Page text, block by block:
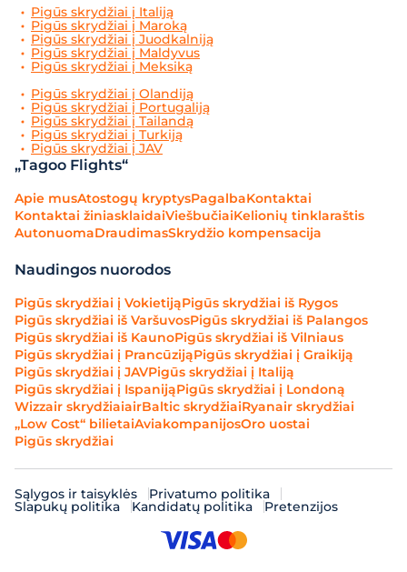
Pigūs skrydžiai į Italiją
Pigūs skrydžiai į Maroką
Pigūs skrydžiai į Juodkalniją
Pigūs skrydžiai į Maldyvus
Pigūs skrydžiai į Meksiką
Pigūs skrydžiai į Olandiją
Pigūs skrydžiai į Portugaliją
Pigūs skrydžiai į Tailandą
Pigūs skrydžiai į Turkiją
Pigūs skrydžiai į JAV
„Tagoo Flights“
Apie musAtostogų kryptysPagalbaKontaktai
Kontaktai žiniasklaidaiViešbučiaiKelionių tinklaraštis
AutonuomaDraudimasSkrydžio kompensacija
Naudingos nuorodos
Pigūs skrydžiai į VokietijąPigūs skrydžiai iš Rygos
Pigūs skrydžiai iš VaršuvosPigūs skrydžiai iš Palangos
Pigūs skrydžiai iš KaunoPigūs skrydžiai iš Vilniaus
Pigūs skrydžiai į PrancūzijąPigūs skrydžiai į Graikiją
Pigūs skrydžiai į JAVPigūs skrydžiai į Italiją
Pigūs skrydžiai į IspanijąPigūs skrydžiai į Londoną
Wizzair skrydžiaiairBaltic skrydžiaiRyanair skrydžiai
„Low Cost“ bilietaiAviakompanijosOro uostai
Pigūs skrydžiai
Sąlygos ir taisyklės Privatumo politika
Slapukų politika Kandidatų politika Pretenzijos